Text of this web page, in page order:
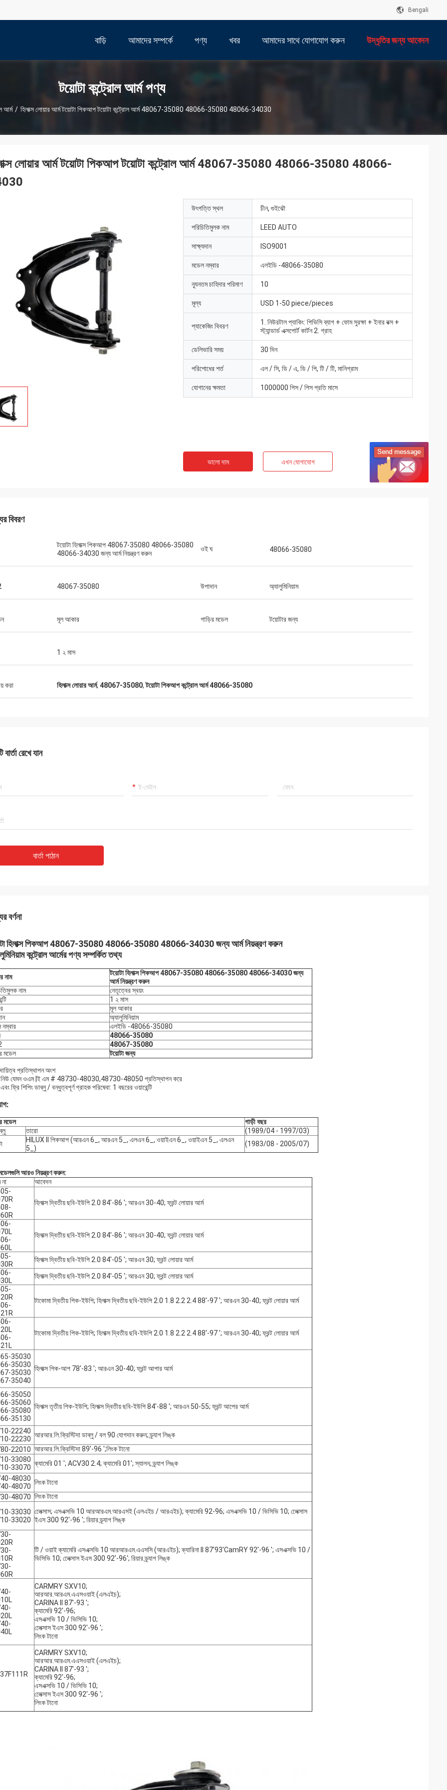
Bengali
বাড়ি আমাদের সম্পর্কে পণ্য খবর আমাদের সাথে যোগাযোগ করুন উদ্ধৃতির জন্য আবেদন
টয়োটা কন্ট্রোল আর্ম পণ্য
আর্ম / হিলাক্স লোয়ার আর্ম টয়োটা পিকআপ টয়োটা কন্ট্রোল আর্ম 48067-35080 48066-35080 48066-34030
লোয়ার আর্ম টয়োটা পিকআপ টয়োটা কন্ট্রোল আর্ম 48067-35080 48066-35080 48066-
উৎপত্তি স্থল চীন, গুইঝৌ
পরিচিতিমুলক নাম LEED AUTO
সাক্ষ্যদান ISO9001
মডেল নম্বার এলইডি -48066-35080
ন্যূনতম চাহিদার পরিমাণ 10
মূল্য USD 1-50 piece/pieces
প্যাকেজিং বিবরণ
1. নিউরটাল প্যাকিং: পিভিসি ব্যাগ + ফোম সুরক্ষা + ইনার বক্স +
স্ট্যান্ডার্ড এক্সপোর্ট কার্টন 2. গ্রাহ
ডেলিভারি সময় 30 দিন
পরিশোধের শর্ত এল / সি, ডি / এ, ডি / পি, টি / টি, মানিগ্রাম
যোগানের ক্ষমতা 1000000 পিস / পিস প্রতি মাসে
ভালো দাম এখন যোগাযোগ
বিবরণ
টয়োটা হিলাক্স পিকআপ 48067-35080 48066-35080
48066-34030 জন্য আর্ম নিয়ন্ত্রণ করুন
ওই ঘ 48066-35080
48067-35080 উপাদান অ্যালুমিনিয়াম
মূল আকার গাড়ির মডেল টয়োটার জন্য
1 ২ মাস
করা হিলাক্স লোয়ার আর্ম, 48067-35080,টয়োটা পিকআপ কন্ট্রোল আর্ম 48066-35080
বার্তা রেখে যান
বার্তা পাঠান
বর্ণনা
হিলাক্স পিকআপ 48067-35080 48066-35080 48066-34030 জন্য আর্ম নিয়ন্ত্রণ করুন
কন্ট্রোল আর্মের পণ্য সম্পর্কিত তথ্য
নাম
টয়োটা হিলাক্স পিকআপ 48067-35080 48066-35080 48066-34030 জন্য
আর্ম নিয়ন্ত্রণ করুন
নাম
নেতৃত্বের স্বয়ং
1 ২ মাস
মূল আকার
অ্যালুমিনিয়াম
নম্বার
এলইডি -48066-35080
48066-35080
48067-35080
মডেল
টয়োটা জন্য
প্রতিস্থাপন অংশ
নিউ যেমন ওএম |ই এম # 48730-48030,48730-48050 প্রতিস্থাপন করে
ফ্রি শিপিং ডাব্লু / বন্ধুত্বপূর্ণ গ্রাহক পরিষেবা: 1 বছরের ওয়ারেন্টি
মডেল
গাড়ী বছর
তারো
(1989/04 - 1997/03)
HILUX II পিকআপ (আরএন 6_, আরএন 5_, এলএন 6_, ওয়াইএন 6_, ওয়াইএন 5_, এলএন
5_)
(1983/08 - 2005/07)
আরও নিয়ন্ত্রণ করুন:
আবেদন
হিলাক্স দ্বিতীয় ছবি-ইউপি 2.0 84'-86 '; আরএন 30-40; ফ্রন্ট লোয়ার আর্ম
হিলাক্স দ্বিতীয় ছবি-ইউপি 2.0 84'-86 '; আরএন 30-40; ফ্রন্ট লোয়ার আর্ম
হিলাক্স দ্বিতীয় ছবি-ইউপি 2.0 84'-05 '; আরএন 30; ফ্রন্ট লোয়ার আর্ম
হিলাক্স দ্বিতীয় ছবি-ইউপি 2.0 84'-05 '; আরএন 30; ফ্রন্ট লোয়ার আর্ম
টাকোমা দ্বিতীয় পিক-ইউপি; হিলাক্স দ্বিতীয় ছবি-ইউপি 2.0 1.8 2.2 2.4 88'-97 '; আরএন 30-40; ফ্রন্ট লোয়ার আর্ম
টাকোমা দ্বিতীয় পিক-ইউপি; হিলাক্স দ্বিতীয় ছবি-ইউপি 2.0 1.8 2.2 2.4 88'-97 '; আরএন 30-40; ফ্রন্ট লোয়ার আর্ম
35030
35030
35030
35040
হিলাক্স পিক-আপ 78'-83 '; আরএন 30-40; ফ্রন্ট আপার আর্ম
35050
35060
35080
35130
হিলাক্স তৃতীয় পিক-ইউপি; হিলাক্স দ্বিতীয় ছবি-ইউপি 84'-88 '; আরএন 50-55; ফ্রন্ট আপের আর্ম
22240
22230 আরআর.লি.ক্রিস্টিদা ডাব্লু / বল 90 যোগদান করুন; ড্র্যাগ লিঙ্ক
22010 আরআর.লি.ক্রিস্টিদা 89'-96 ';লিংক টানো
33080
33070 ক্যামেরি 01 '; ACV30 2.4; ক্যামেরি 01'; স্যালন; ড্র্যাগ লিঙ্ক
48030
48070 লিংক টানো
48070 লিংক টানো
33030
33020
লেেক্সাস; এসএক্সভি 10 আরআরএম.আরএসই (এলএইচ / আরএইচ); ক্যামেরি 92-96; এসএক্সভি 10 / ভিসিভি 10; লেেক্সাস
ইএস 300 92'-96 '; রিয়ার ড্র্যাগ লিঙ্ক
টি / ওয়াই ক্যামেরি এসএক্সভি 10 আরআরএম.এএসসি (আরএইচ); ক্যারিনা II 87'93'CamRY 92'-96 '; এসএক্সভি 10 /
ভিসিভি 10; লেেক্সাস ইএস 300 92'-96'; রিয়ার ড্র্যাগ লিঙ্ক
CARMRY SXV10;
আরআর.আরএম.এএসওয়াই (এলএইচ);
CARINA II 87'-93 ';
ক্যামেরি 92'-96;
এসএক্সভি 10 / ভিসিভি 10;
লেেক্সাস ইএস 300 92'-96 ';
লিংক টানো
CARMRY SXV10;
আরআর.আরএম.এএসওয়াই (এলএইচ);
CARINA II 87'-93 ';
ক্যামেরি 92'-96;
এসএক্সভি 10 / ভিসিভি 10;
লেেক্সাস ইএস 300 92'-96 ';
লিংক টানো